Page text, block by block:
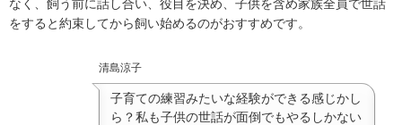
なく、飼う前に話し合い、役目を決め、子供を含め家族全員で世話
をすると約束してから飼い始めるのがおすすめです。
清島涼子
子育ての練習みたいな経験ができる感じかし
ら？私も子供の世話が面倒でもやるしかない